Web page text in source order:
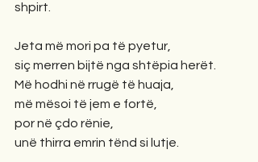
shpirt.
Jeta më mori pa të pyetur,
siç merren bijtë nga shtëpia herët.
Më hodhi në rrugë të huaja,
më mësoi të jem e fortë,
por në çdo rënie,
unë thirra emrin tënd si lutje.